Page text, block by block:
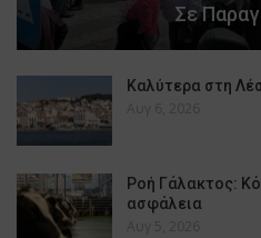
Σε
Καλύτερα στη
Αυγ 6, 2026
Ροή Γάλακτος:
ασφάλεια
Αυγ 5, 2026